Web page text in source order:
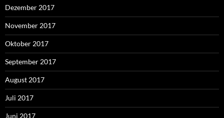
Dezember 2017
November 2017
Oktober 2017
September 2017
August 2017
Juli 2017
Juni 2017